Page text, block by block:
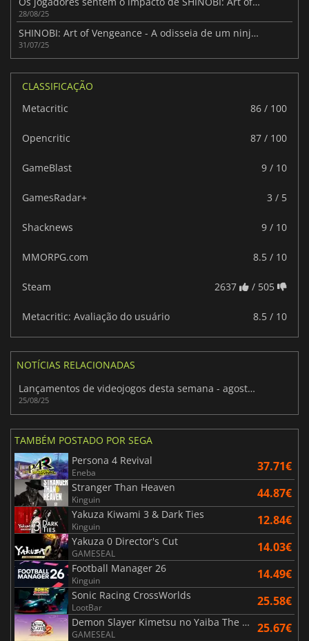
28/08/25
SHINOBI: Art of Vengeance - A odisseia de um ninja renascido
31/07/25
CLASSIFICAÇÃO
Metacritic
86 / 100
Opencritic 87 / 100
GameBlast 9 / 10
GamesRadar+ 3 / 5
Shacknews 9 / 10
MMORPG.com 8.5 / 10
Steam 2637 / 505
Metacritic: Avaliação do usuário 8.5 / 10
NOTÍCIAS RELACIONADAS
Lançamentos de videojogos desta semana - agosto de 2025 (Semana 35)
25/08/25
TAMBÉM POSTADO POR SEGA
Persona 4 Revival
Eneba 37.71€
Stranger Than Heaven
Kinguin 44.87€
Yakuza Kiwami 3 & Dark Ties
Kinguin 12.84€
Yakuza 0 Director's Cut
GAMESEAL 14.03€
Football Manager 26
Kinguin 14.49€
Sonic Racing CrossWorlds
LootBar 25.58€
Demon Slayer Kimetsu no Yaiba The Hinokami Chronicles 2
GAMESEAL 25.67€